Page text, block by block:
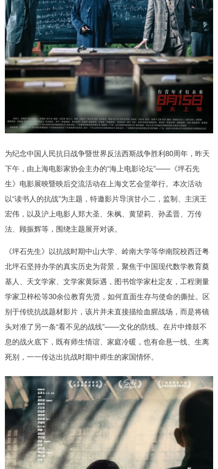
为纪念中国人民抗日战争暨世界反法西斯战争胜利80周年，昨天
下午，由上海电影家协会主办的“海上电影论坛”——《坪石先
生》电影展映暨映后交流活动在上海文艺会堂举行。本次活动
以“读书人的抗战”为主题，特邀影片导演甘小二，监制、主演王
宏伟，以及沪上电影人郑大圣、朱枫、黄望莉、孙孟晋、万传
法、顾振辉等，围绕主题展开对谈。
《坪石先生》以抗战时期中山大学、岭南大学等华南院校西迁粤
北坪石坚持办学的真实历史为背景，聚焦于中国现代数学教育奠
基人、天文学家、文学家黄际遇，图书馆学家杜定友，工程测量
学家卫梓松等30余位教育先贤，如何直面生存与使命的撕扯。区
别于传统抗战题材影片，该片并未直接描绘血腥战场，而是将镜
头对准了另一条“看不见的战线”——文化的防线。在片中烽鼓不
息的战火底下，既有师生情谊、家庭冷暖，也有命悬一线、生离
死别，一一传达出抗战时期中师生的家国情怀。